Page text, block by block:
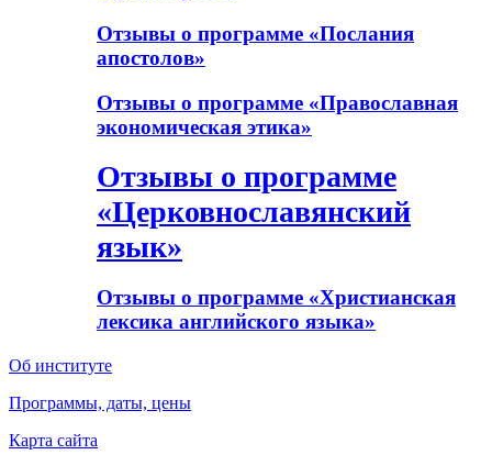
Отзывы о программе «Послания
апостолов»
Отзывы о программе «Православная
экономическая этика»
Отзывы о программе
«Церковнославянский
язык»
Отзывы о программе «Христианская
лексика английского языка»
Об институте
Программы, даты, цены
Карта сайта